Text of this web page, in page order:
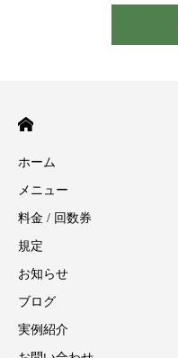
ホーム
メニュー
料金 / 回数券
規定
お知らせ
ブログ
実例紹介